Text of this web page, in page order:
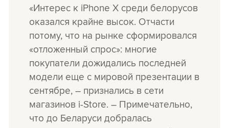
«Интерес к iPhone X среди белорусов
оказался крайне высок. Отчасти
потому, что на рынке сформировался
«отложенный спрос»: многие
покупатели дожидались последней
модели еще с мировой презентации в
сентябре, – признались в сети
магазинов i-Store. – Примечательно,
что до Беларуси добралась